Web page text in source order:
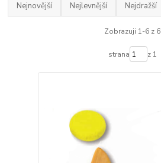
Nejnovější Nejlevnější Nejdražší
Zobrazuji 1-6 z 6
strana z 1